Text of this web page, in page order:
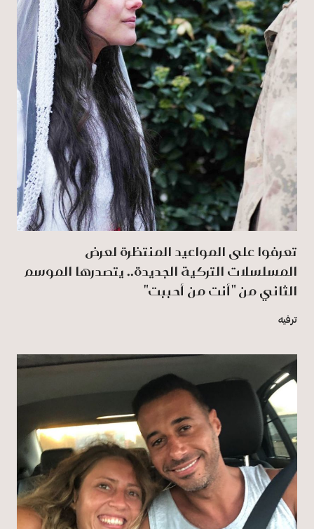
تعرفوا على المواعيد المنتظرة لعرض
المسلسلات التركية الجديدة.. يتصدرها الموسم
الثاني من "أنت من أحببت"
ترفيه